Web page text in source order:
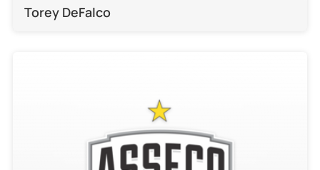
Torey DeFalco